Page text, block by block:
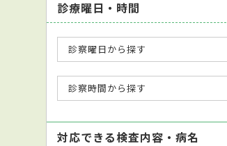
診療曜日・時間
診察曜日から探す
診察時間から探す
対応できる検査内容・病名